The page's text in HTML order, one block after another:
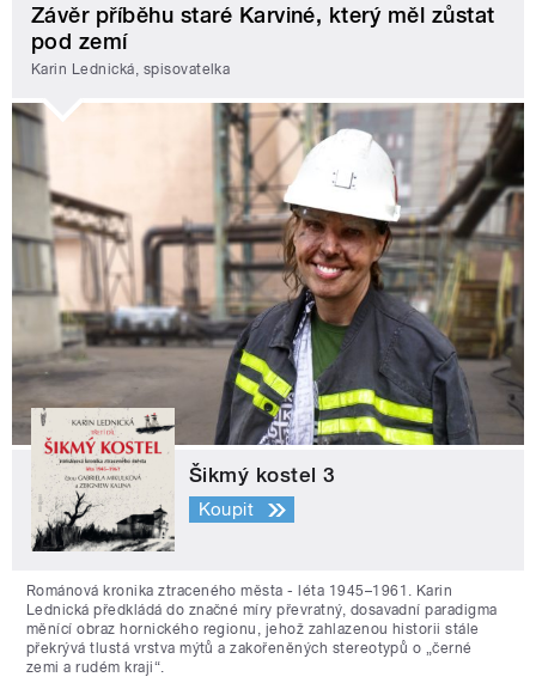
Závěr příběhu staré Karviné, který měl zůstat
pod zemí
Karin Lednická, spisovatelka
Šikmý kostel 3
Koupit
Románová kronika ztraceného města - léta 1945–1961. Karin
Lednická předkládá do značné míry převratný, dosavadní paradigma
měnící obraz hornického regionu, jehož zahlazenou historii stále
překrývá tlustá vrstva mýtů a zakořeněných stereotypů o „černé
zemi a rudém kraji“.